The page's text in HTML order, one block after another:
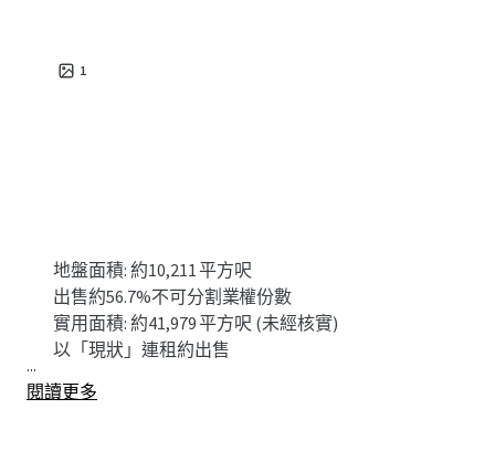
1
地盤面積: 約10,211 平方呎
出售約56.7%不可分割業權份數
實用面積: 約41,979 平方呎 (未經核實)
以「現狀」連租約出售
...
閱讀更多